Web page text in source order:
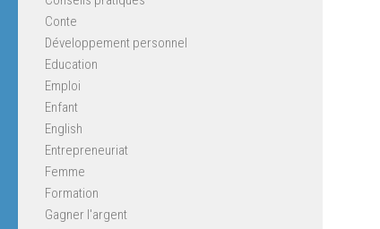
Conte
Développement personnel
Education
Emploi
Enfant
English
Entrepreneuriat
Femme
Formation
Gagner l'argent